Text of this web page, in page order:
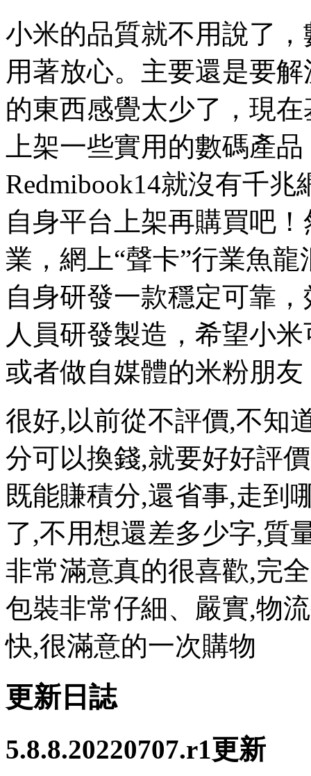
小米的品質就不用說了
用著放心。主要還是要
的東西感覺太少了，現
上架一些實用的數碼產
Redmibook14就沒有千
自身平台上架再購買吧
業，網上“聲卡”行業魚
自身研發一款穩定可靠
人員研發製造，希望小
或者做自媒體的米粉朋
很好,以前從不評價,不知
分可以換錢,就要好好評
既能賺積分,還省事,走到
了,不用想還差多少字,質
非常滿意真的很喜歡,完
包裝非常仔細、嚴實,物
快,很滿意的一次購物
更新日誌
5.8.8.20220707.r1更新